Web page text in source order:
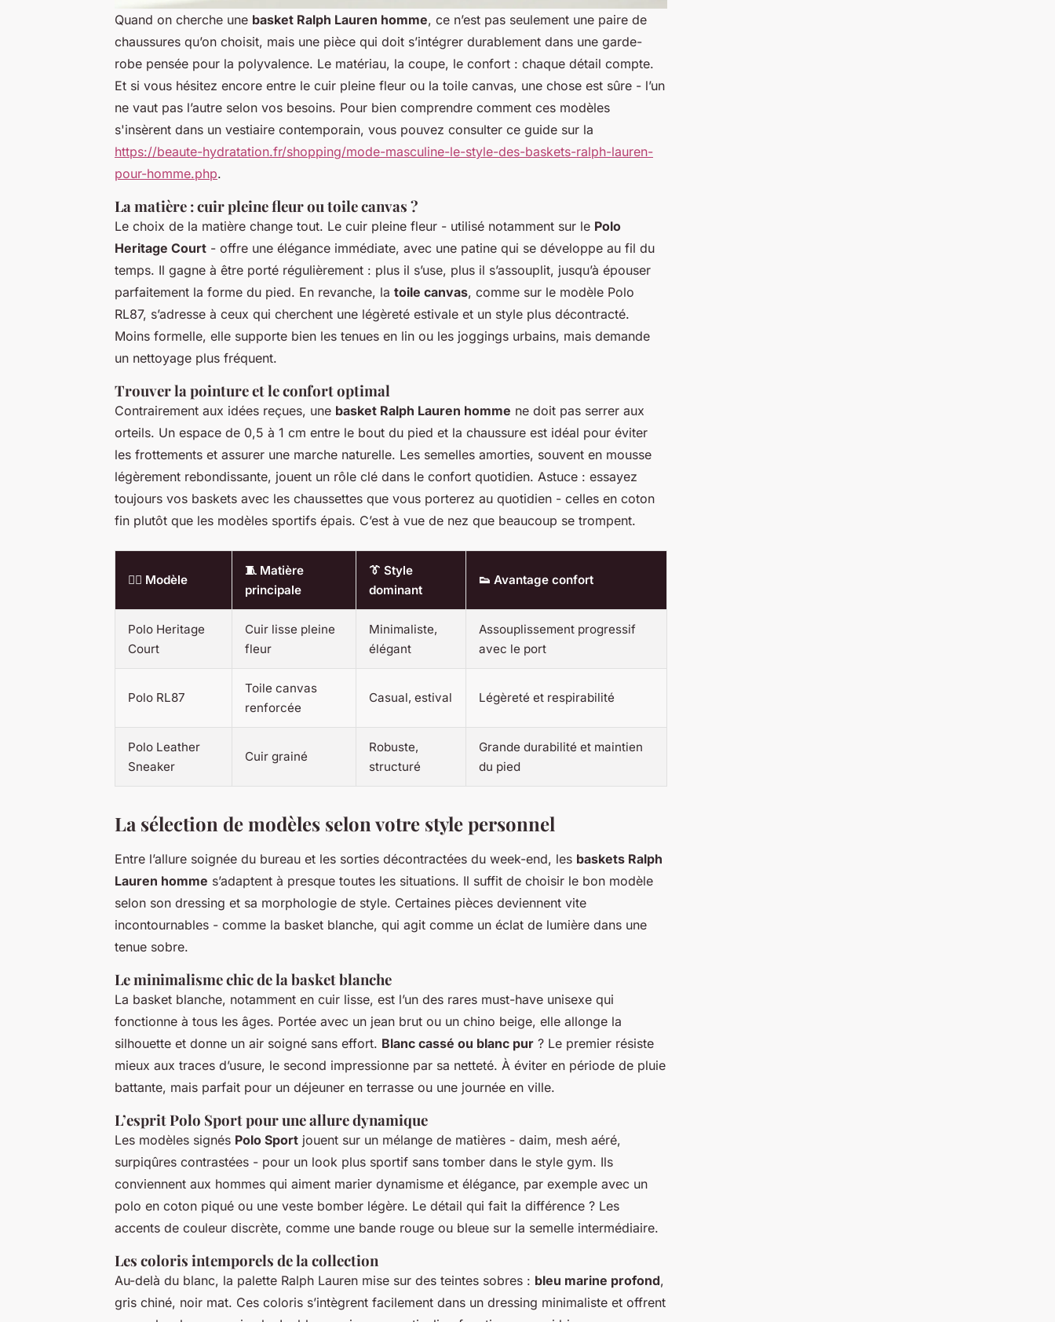
Quand on cherche une basket Ralph Lauren homme, ce n’est pas seulement une paire de
chaussures qu’on choisit, mais une pièce qui doit s’intégrer durablement dans une garde-
robe pensée pour la polyvalence. Le matériau, la coupe, le confort : chaque détail compte.
Et si vous hésitez encore entre le cuir pleine fleur ou la toile canvas, une chose est sûre - l’un
ne vaut pas l’autre selon vos besoins. Pour bien comprendre comment ces modèles
s'insèrent dans un vestiaire contemporain, vous pouvez consulter ce guide sur la
https://beaute-hydratation.fr/shopping/mode-masculine-le-style-des-baskets-ralph-lauren-
pour-homme.php.
La matière : cuir pleine fleur ou toile canvas ?
Le choix de la matière change tout. Le cuir pleine fleur - utilisé notamment sur le Polo
Heritage Court - offre une élégance immédiate, avec une patine qui se développe au fil du
temps. Il gagne à être porté régulièrement : plus il s’use, plus il s’assouplit, jusqu’à épouser
parfaitement la forme du pied. En revanche, la toile canvas, comme sur le modèle Polo
RL87, s’adresse à ceux qui cherchent une légèreté estivale et un style plus décontracté.
Moins formelle, elle supporte bien les tenues en lin ou les joggings urbains, mais demande
un nettoyage plus fréquent.
Trouver la pointure et le confort optimal
Contrairement aux idées reçues, une basket Ralph Lauren homme ne doit pas serrer aux
orteils. Un espace de 0,5 à 1 cm entre le bout du pied et la chaussure est idéal pour éviter
les frottements et assurer une marche naturelle. Les semelles amorties, souvent en mousse
légèrement rebondissante, jouent un rôle clé dans le confort quotidien. Astuce : essayez
toujours vos baskets avec les chaussettes que vous porterez au quotidien - celles en coton
fin plutôt que les modèles sportifs épais. C’est à vue de nez que beaucoup se trompent.
🧍‍♂️ Modèle
🧵 Matière
principale
👔 Style
dominant
👟 Avantage confort
Polo Heritage
Court
Cuir lisse pleine
fleur
Minimaliste,
élégant
Assouplissement progressif
avec le port
Polo RL87
Toile canvas
renforcée
Casual, estival Légèreté et respirabilité
Polo Leather
Sneaker
Cuir grainé
Robuste,
structuré
Grande durabilité et maintien
du pied
La sélection de modèles selon votre style personnel
Entre l’allure soignée du bureau et les sorties décontractées du week-end, les baskets Ralph
Lauren homme s’adaptent à presque toutes les situations. Il suffit de choisir le bon modèle
selon son dressing et sa morphologie de style. Certaines pièces deviennent vite
incontournables - comme la basket blanche, qui agit comme un éclat de lumière dans une
tenue sobre.
Le minimalisme chic de la basket blanche
La basket blanche, notamment en cuir lisse, est l’un des rares must-have unisexe qui
fonctionne à tous les âges. Portée avec un jean brut ou un chino beige, elle allonge la
silhouette et donne un air soigné sans effort. Blanc cassé ou blanc pur ? Le premier résiste
mieux aux traces d’usure, le second impressionne par sa netteté. À éviter en période de pluie
battante, mais parfait pour un déjeuner en terrasse ou une journée en ville.
L’esprit Polo Sport pour une allure dynamique
Les modèles signés Polo Sport jouent sur un mélange de matières - daim, mesh aéré,
surpiqûres contrastées - pour un look plus sportif sans tomber dans le style gym. Ils
conviennent aux hommes qui aiment marier dynamisme et élégance, par exemple avec un
polo en coton piqué ou une veste bomber légère. Le détail qui fait la différence ? Les
accents de couleur discrète, comme une bande rouge ou bleue sur la semelle intermédiaire.
Les coloris intemporels de la collection
Au-delà du blanc, la palette Ralph Lauren mise sur des teintes sobres : bleu marine profond,
gris chiné, noir mat. Ces coloris s’intègrent facilement dans un dressing minimaliste et offrent